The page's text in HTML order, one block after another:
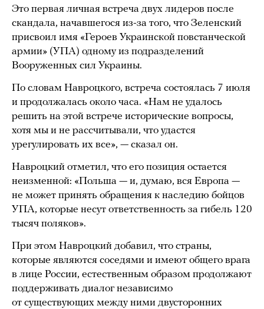
Это первая личная встреча двух лидеров после
скандала, начавшегося из-за того, что Зеленский
присвоил имя «Героев Украинской повстанческой
армии» (УПА) одному из подразделений
Вооруженных сил Украины.
По словам Навроцкого, встреча состоялась 7 июля
и продолжалась около часа. «Нам не удалось
решить на этой встрече исторические вопросы,
хотя мы и не рассчитывали, что удастся
урегулировать их все», — сказал он.
Навроцкий отметил, что его позиция остается
неизменной: «Польша — и, думаю, вся Европа —
не может принять обращения к наследию бойцов
УПА, которые несут ответственность за гибель 120
тысяч поляков».
При этом Навроцкий добавил, что страны,
которые являются соседями и имеют общего врага
в лице России, естественным образом продолжают
поддерживать диалог независимо
от существующих между ними двусторонних